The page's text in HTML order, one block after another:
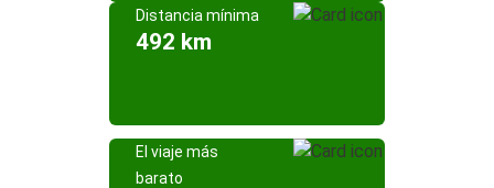
Distancia mínima
492 km
El viaje más
barato